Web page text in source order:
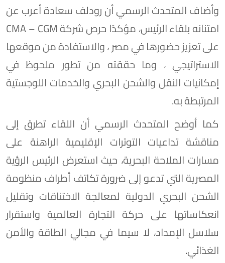
وأضاف المتحدث الرسمي أن رودلف سعادة أعرب عن
امتنانه بلقاء الرئيس، مؤكدًا حرص شركة CMA – CGM
على تعزيز حضورها في مصر ، والاستفادة من موقعها
الاستراتيجي ، وما حققته من تطور ملحوظ في
إمكانيات النقل والشحن البحري والخدمات اللوجستية
المرتبطة به.
كما أوضح المتحدث الرسمي أن اللقاء تطرق إلى
مناقشة تداعيات التوترات الإقليمية الراهنة على
مسارات الملاحة البحرية، حيث استعرض الرئيس الرؤية
المصرية التي تدعو إلى ضرورة تكاتف أطراف منظومة
الشحن البحري الدولية لمعالجة الاختناقات وتقليل
انعكاساتها على حركة التجارة العالمية واستقرار
سلاسل الإمداد، لا سيما في مجالي الطاقة والأمن
الغذائي.